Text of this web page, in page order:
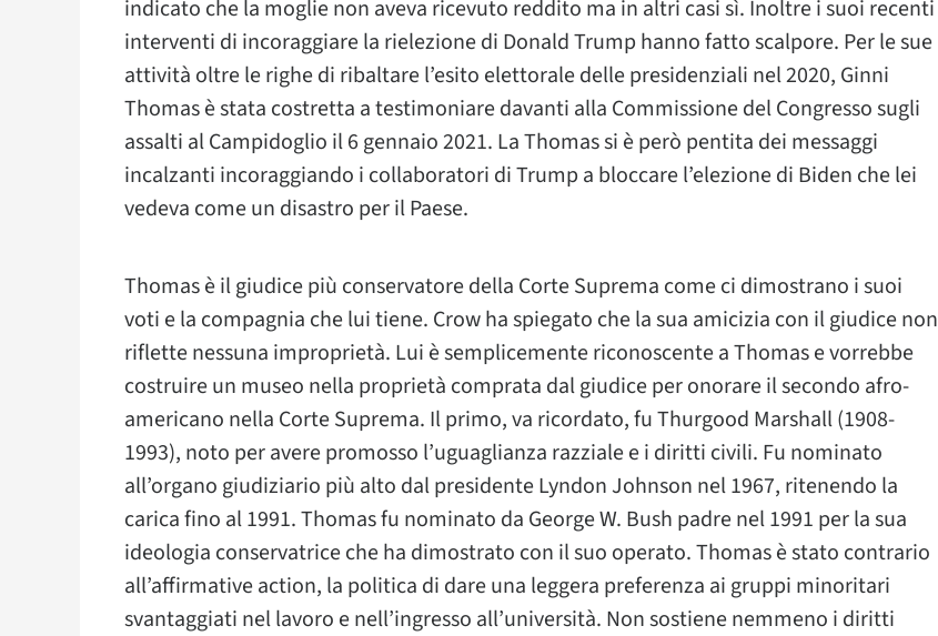
indicato che la moglie non aveva ricevuto reddito ma in altri casi sì. Inoltre i suoi recenti
interventi di incoraggiare la rielezione di Donald Trump hanno fatto scalpore. Per le sue
attività oltre le righe di ribaltare l’esito elettorale delle presidenziali nel 2020, Ginni
Thomas è stata costretta a testimoniare davanti alla Commissione del Congresso sugli
assalti al Campidoglio il 6 gennaio 2021. La Thomas si è però pentita dei messaggi
incalzanti incoraggiando i collaboratori di Trump a bloccare l’elezione di Biden che lei
vedeva come un disastro per il Paese.
Thomas è il giudice più conservatore della Corte Suprema come ci dimostrano i suoi
voti e la compagnia che lui tiene. Crow ha spiegato che la sua amicizia con il giudice non
riflette nessuna improprietà. Lui è semplicemente riconoscente a Thomas e vorrebbe
costruire un museo nella proprietà comprata dal giudice per onorare il secondo afro-
americano nella Corte Suprema. Il primo, va ricordato, fu Thurgood Marshall (1908-
1993), noto per avere promosso l’uguaglianza razziale e i diritti civili. Fu nominato
all’organo giudiziario più alto dal presidente Lyndon Johnson nel 1967, ritenendo la
carica fino al 1991. Thomas fu nominato da George W. Bush padre nel 1991 per la sua
ideologia conservatrice che ha dimostrato con il suo operato. Thomas è stato contrario
all’affirmative action, la politica di dare una leggera preferenza ai gruppi minoritari
svantaggiati nel lavoro e nell’ingresso all’università. Non sostiene nemmeno i diritti